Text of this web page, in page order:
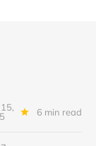
6 min read